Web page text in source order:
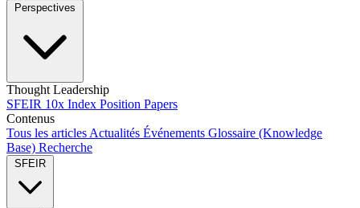
Perspectives
Thought Leadership
SFEIR 10x Index Position Papers
Contenus
Tous les articles Actualités Événements Glossaire (Knowledge
Base) Recherche
SFEIR